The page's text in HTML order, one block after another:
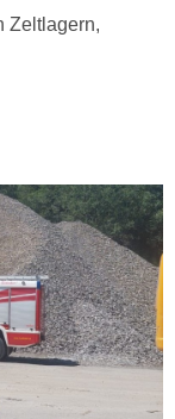
Zeltlagern,